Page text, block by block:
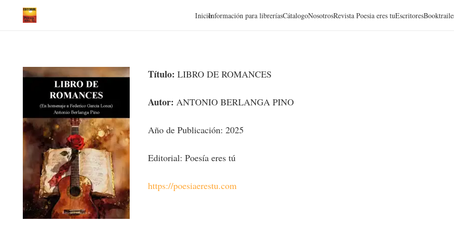
InicioInformación para libreríasCátalogoNosotrosRevista Poesia eres tuEscritores
Título: LIBRO DE ROMANCES
Autor: ANTONIO BERLANGA PINO
Año de Publicación: 2025
Editorial: Poesía eres tú
https://poesiaerestu.com